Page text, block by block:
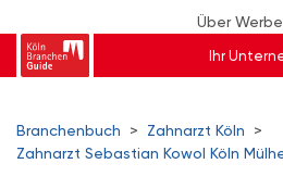
Über
Ihr
Branchenbuch > Zahnarzt Köln
>
Zahnarzt Sebastian Kowol Köln